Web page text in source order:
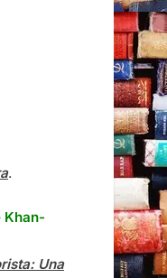
.
Khan-
Una